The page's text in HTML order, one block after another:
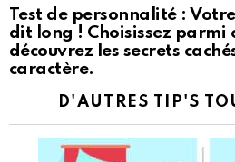
Test de personnalité :
dit long ! Choisissez parmi
découvrez les secrets
caractère.
D'AUTRES TIP'S